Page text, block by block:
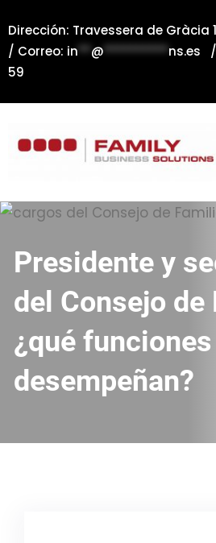
al
contenido
Dirección: Travessera de Gràcia
/ Correo: in**@**********ns.es /
59
Presidente y
del Consejo de
¿qué funciones
desempeñan?